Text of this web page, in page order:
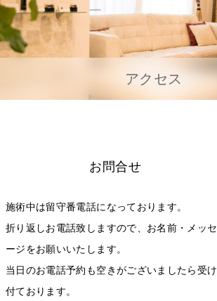
アクセス
お問合せ
施術中は留守番電話になっております。
折り返しお電話致しますので、お名前・メッセ
ージをお願いいたします。
当日のお電話予約も空きがございましたら受け
付ております。